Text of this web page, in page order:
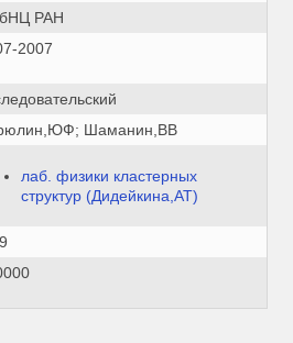
РАН
2007
Шаманин,ВВ
лаб. физики кластерных
структур (Дидейкина,АТ)